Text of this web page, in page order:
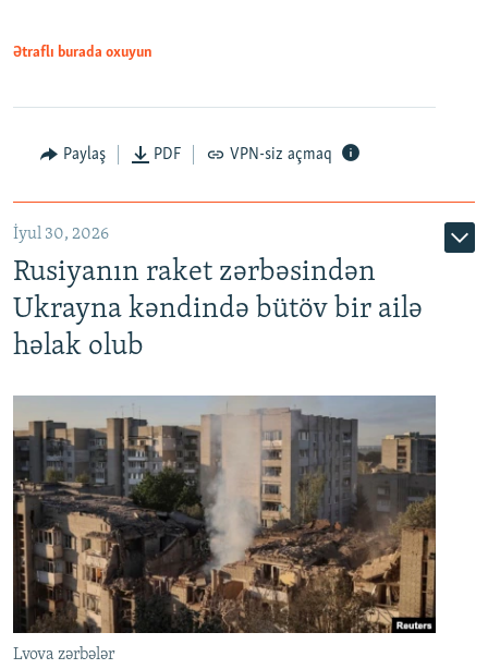
Ətraflı burada oxuyun
Paylaş PDF VPN-siz açmaq
İyul 30, 2026
Rusiyanın raket zərbəsindən
Ukrayna kəndində bütöv bir ailə
həlak olub
Lvova zərbələr